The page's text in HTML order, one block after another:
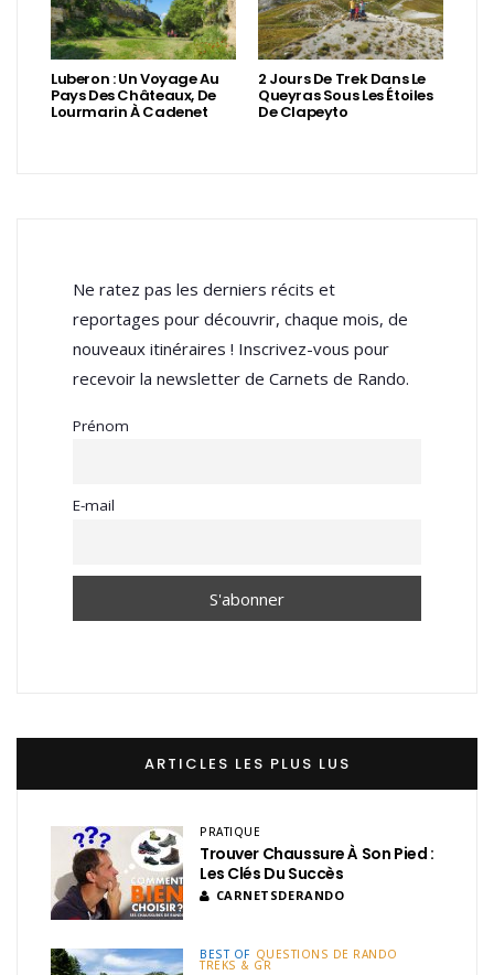
Luberon : Un Voyage Au
Pays Des Châteaux, De
Lourmarin À Cadenet
2 Jours De Trek Dans Le
Queyras Sous Les Étoiles
De Clapeyto
Ne ratez pas les derniers récits et
reportages pour découvrir, chaque mois, de
nouveaux itinéraires ! Inscrivez-vous pour
recevoir la newsletter de Carnets de Rando.
Prénom
E-mail
ARTICLES LES PLUS LUS
PRATIQUE
Trouver Chaussure À Son Pied :
Les Clés Du Succès
CARNETSDERANDO
BEST OF QUESTIONS DE RANDO
TREKS & GR